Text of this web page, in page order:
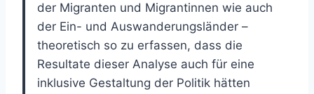
der Migranten und Migrantinnen wie auch
der Ein- und Auswanderungsländer –
theoretisch so zu erfassen, dass die
Resultate dieser Analyse auch für eine
inklusive Gestaltung der Politik hätten